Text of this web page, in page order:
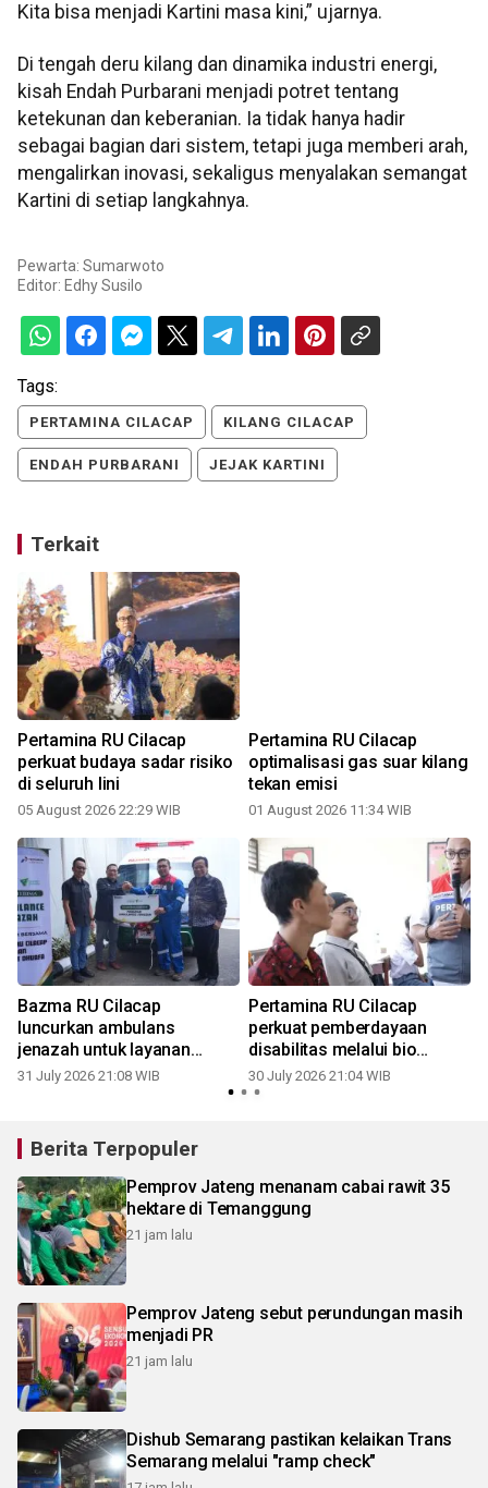
Kita bisa menjadi Kartini masa kini,” ujarnya.
Di tengah deru kilang dan dinamika industri energi,
kisah Endah Purbarani menjadi potret tentang
ketekunan dan keberanian. Ia tidak hanya hadir
sebagai bagian dari sistem, tetapi juga memberi arah,
mengalirkan inovasi, sekaligus menyalakan semangat
Kartini di setiap langkahnya.
Pewarta: Sumarwoto
Editor: Edhy Susilo
Tags:
PERTAMINA CILACAP KILANG CILACAP
ENDAH PURBARANI JEJAK KARTINI
Terkait
Pertamina RU Cilacap
perkuat budaya sadar risiko
di seluruh lini
05 August 2026 22:29 WIB
Pertamina RU Cilacap
optimalisasi gas suar kilang
tekan emisi
01 August 2026 11:34 WIB
Bazma RU Cilacap
luncurkan ambulans
jenazah untuk layanan
sosial
31 July 2026 21:08 WIB
Pertamina RU Cilacap
perkuat pemberdayaan
disabilitas melalui bio
leather
30 July 2026 21:04 WIB
Berita Terpopuler
Pemprov Jateng menanam cabai rawit 35
hektare di Temanggung
21 jam lalu
Pemprov Jateng sebut perundungan masih
menjadi PR
21 jam lalu
Dishub Semarang pastikan kelaikan Trans
Semarang melalui "ramp check"